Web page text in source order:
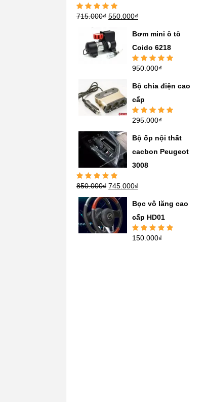
Được xếp
715.000₫ 550.000₫
Bơm mini ô tô
Coido 6218
Được xếp
sao
950.000₫
Bộ chia điện cao
cấp
Được xếp
sao
295.000₫
Bộ ốp nội thất
cacbon Peugeot
3008
Được xếp
sao
850.000₫ 745.000₫
Bọc vô lăng cao
cấp HD01
Được xếp
150.000₫